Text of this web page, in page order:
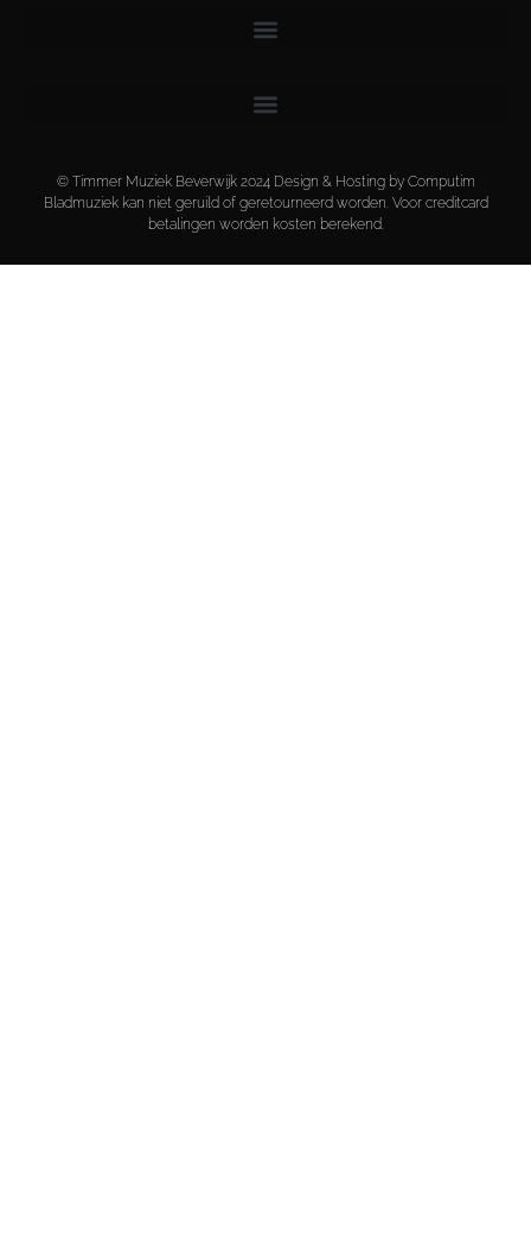
© Timmer Muziek Beverwijk 2024 Design & Hosting by Computim
Bladmuziek kan niet geruild of geretourneerd worden. Voor creditcard
betalingen worden kosten berekend.